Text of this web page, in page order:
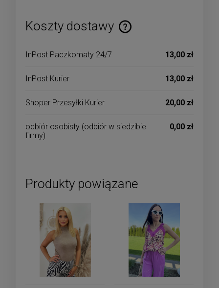
Koszty dostawy
Cena nie zawiera ewentualnych kosztów płatności
InPost Paczkomaty 24/7 13,00 zł
InPost Kurier 13,00 zł
Shoper Przesyłki Kurier 20,00 zł
odbiór osobisty (odbiór w siedzibie
firmy)
0,00 zł
Produkty powiązane